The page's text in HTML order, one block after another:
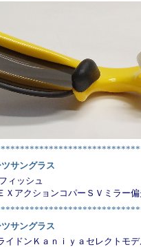
サングラス
ィッシュ
ＸアクションコパーＳＶミラー
サングラス
イドンＫａｎｉｙａセレクトモ